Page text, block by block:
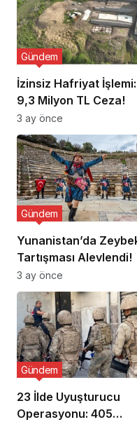
İzinsiz Hafriyat İşlemi:
9,3 Milyon TL Ceza!
Gündem
3 ay önce
Yunanistan’da
Tartışması Alevlendi!
Gündem
3 ay önce
23 İlde Uyuşturucu
Operasyonu: 405
Gündem